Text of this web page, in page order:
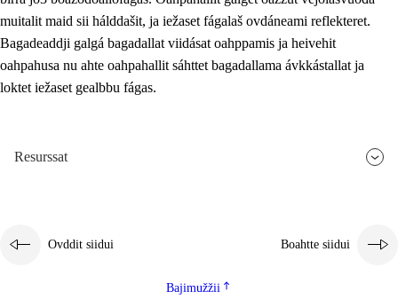
muitalit maid sii hálddašit, ja iežaset fágalaš ovdáneami reflekteret.
Bagadeaddji galgá bagadallat viidásat oahppamis ja heivehit
oahpahusa nu ahte oahpahallit sáhttet bagadallama ávkkástallat ja
loktet iežaset gealbbu fágas.
Resurssat
Ovddit siidui Boahtte siidui
Bajimužžii